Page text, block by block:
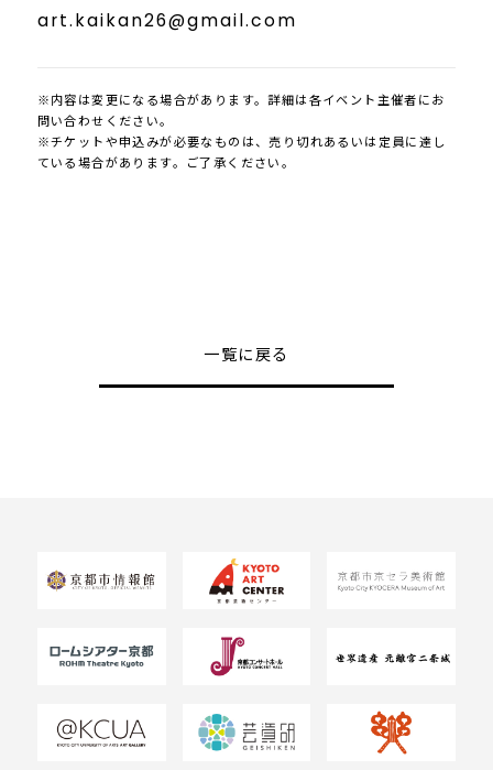
art.kaikan26@gmail.com
※内容は変更になる場合があります。詳細は各イベント主催者にお
問い合わせください。
※チケットや申込みが必要なものは、売り切れあるいは定員に達し
ている場合があります。ご了承ください。
一覧に戻る